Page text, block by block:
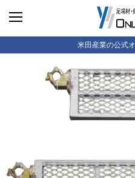
米田産業の公式